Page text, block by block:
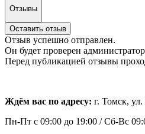
Отзывы
Оставить отзыв
Отзыв успешно отправлен.
Он будет проверен
Перед публикацией отзывы
Ждём вас по адресу: г. Томск,
Пн-Пт с 09:00 до 19:00 /Сб-Вс